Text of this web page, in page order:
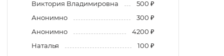
Виктория Владимировна
500 ₽
Анонимно
300 ₽
Анонимно
4200 ₽
Наталья
100 ₽